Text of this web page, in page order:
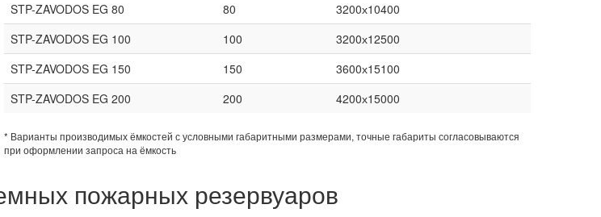
STP-ZAVODOS EG 80
80
3200х10400
STP-ZAVODOS EG 100
100
3200х12500
STP-ZAVODOS EG 150
150
3600х15100
STP-ZAVODOS EG 200
200 4200х15000
* Варианты производимых ёмкостей с условными габаритными размерами, точные габариты согласовываются
при оформлении запроса на ёмкость
пожарных резервуаров